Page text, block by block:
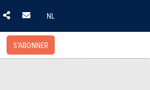
NL
S'ABONNER